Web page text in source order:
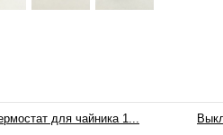
для чайника 1...